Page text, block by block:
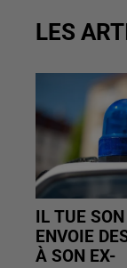
LES
IL TUE
ENVOIE
À SON EX-